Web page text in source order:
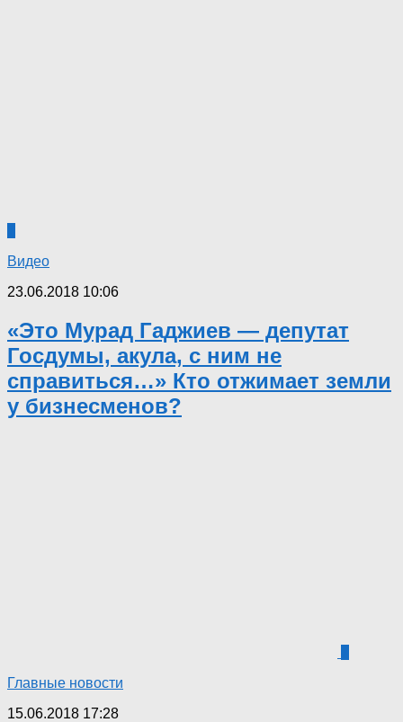
Видео
23.06.2018 10:06
«Это Мурад Гаджиев — депутат
Госдумы, акула, с ним не
справиться…» Кто отжимает земли
у бизнесменов?
Главные новости
15.06.2018 17:28